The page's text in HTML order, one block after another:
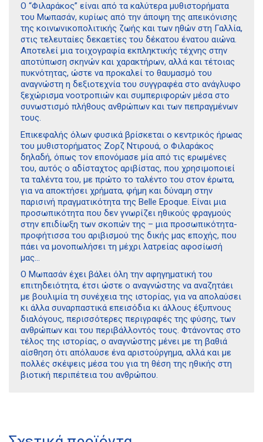
Ο “Φιλαράκος” είναι από τα καλύτερα μυθιστορήματα
του Μωπασάν, κυρίως από την άποψη της απεικόνισης
της κοινωνικοπολιτικής ζωής και των ηθών στη Γαλλία,
στις τελευταίες δεκαετίες του δέκατου ένατου αιώνα.
Αποτελεί μια τοιχογραφία εκπληκτικής τέχνης στην
αποτύπωση σκηνών και χαρακτήρων, αλλά και τέτοιας
πυκνότητας, ώστε να προκαλεί το θαυμασμό του
αναγνώστη η δεξιοτεχνία του συγγραφέα στο ανάγλυφο
ξεχώρισμα νοοτροπιών και συμπεριφορών μέσα στο
συνωστισμό πλήθους ανθρώπων και των πεπραγμένων
τους.
Επικεφαλής όλων φυσικά βρίσκεται ο κεντρικός ήρωας
του μυθιστορήματος Ζορζ Ντιρουά, ο Φιλαράκος
δηλαδή, όπως τον επονόμασε μία από τις ερωμένες
του, αυτός ο αδίσταχτος αριβίστας, που χρησιμοποιεί
τα ταλέντα του, με πρώτο το ταλέντο του στον έρωτα,
για να αποκτήσει χρήματα, φήμη και δύναμη στην
παρισινή πραγματικότητα της Belle Epoque. Είναι μια
προσωπικότητα που δεν γνωρίζει ηθικούς φραγμούς
στην επιδίωξη των σκοπών της – μια προσωπικότητα-
προφήτισσα του αριβισμού της δικής μας εποχής, που
πάει να μονοπωλήσει τη μέχρι λατρείας αφοσίωσή
μας…
Ο Μωπασάν έχει βάλει όλη την αφηγηματική του
επιτηδειότητα, έτσι ώστε ο αναγνώστης να αναζητάει
με βουλιμία τη συνέχεια της ιστορίας, για να απολαύσει
κι άλλα συναρπαστικά επεισόδια κι άλλους έξυπνους
διαλόγους, περισσότερες περιγραφές της φύσης, των
ανθρώπων και του περιβάλλοντός τους. Φτάνοντας στο
τέλος της ιστορίας, ο αναγνώστης μένει με τη βαθιά
αίσθηση ότι απόλαυσε ένα αριστούργημα, αλλά και με
πολλές σκέψεις μέσα του για τη θέση της ηθικής στη
βιοτική περιπέτεια του ανθρώπου.